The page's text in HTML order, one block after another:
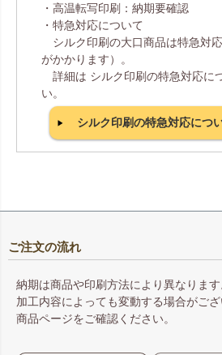
・高温転写印刷：納期要確認
・特急対応について
シルク印刷の大口商品は特急対
がかかります）。
詳細は シルク印刷の特急対応に
い。
シルク印刷の特急対応につ
ご注文の流れ
納期は商品や印刷方法により異なりま
加工内容によっても変動する場合がご
商品ページをご確認ください。